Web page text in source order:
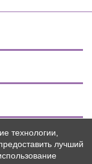
технологии,
лучший